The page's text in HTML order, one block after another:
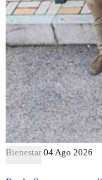
Bienestar 04 Ago 2026